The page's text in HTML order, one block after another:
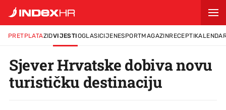
PRETPLATAZIDVIJESTIOGLASICIJENESPORTMAGAZINRECEPTI
Sjever Hrvatske dobiva novu
turističku destinaciju